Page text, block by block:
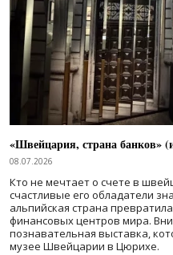
«Швейцария, страна банков»
08.07.2026
Кто не мечтает о счете в
счастливые его обладатели
альпийская страна
финансовых центров мира.
познавательная выставка,
музее Швейцарии в Цюрихе.